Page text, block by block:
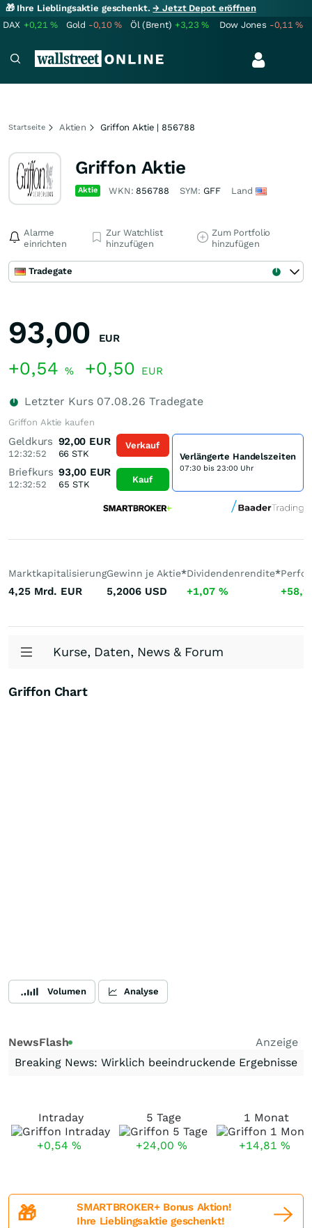
🎁 Ihre Lieblingsaktie geschenkt.→ Jetzt Depot eröffnen
DAX +0,21% Gold -0,10% Öl (Brent) +3,23% Dow Jones -0,11%
Startseite Aktien Griffon Aktie | 856788
Griffon Aktie
Aktie WKN: 856788 SYM: GFF Land
Alarme
einrichten
Zur Watchlist
hinzufügen
Zum Portfolio
hinzufügen
Tradegate
93,00 EUR
+0,54 % +0,50 EUR
Letzter Kurs 07.08.26 Tradegate
Griffon Aktie kaufen
Geldkurs
12:32:52
92,00 EUR
66 STK
Briefkurs
12:32:52
93,00 EUR
65 STK
Verkauf
Kauf
Verlängerte Handelszeiten
07:30 bis 23:00 Uhr
Marktkapitalisierung
4,25 Mrd. EUR
Gewinn je Aktie*
5,2006 USD
Dividendenrendite*
+1,07 %
Kurse, Daten, News & Forum
Griffon Chart
Volumen Analyse
NewsFlash
Anzeige
Breaking News: Wirklich beeindruckende Ergebnisse
Intraday
+0,54 %
5 Tage
+24,00 %
1 Monat
+14,81 %
🎁
SMARTBROKER+ Bonus Aktion!
Ihre Lieblingsaktie geschenkt!